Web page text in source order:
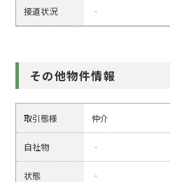
接道状況 ‐
その他物件情報
取引態様 仲介
自社物 ‐
状態 ‐